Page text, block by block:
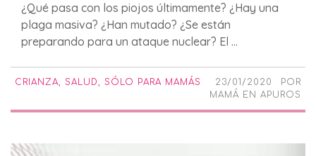
¿Qué pasa con los piojos últimamente? ¿Hay una
plaga masiva? ¿Han mutado? ¿Se están
preparando para un ataque nuclear? El ...
CRIANZA, SALUD, SÓLO PARA MAMÁS 23/01/2020
POR
MAMÁ EN APUROS